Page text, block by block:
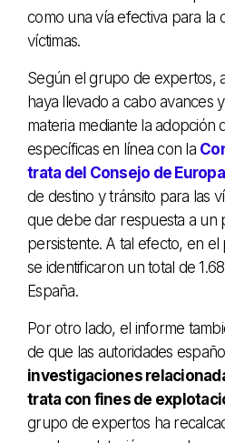
como una vía efectiva para la
víctimas.
Según el grupo de expertos,
haya llevado a cabo avances
materia mediante la adopción
específicas en línea con la
trata del Consejo de Europa
de destino y tránsito para las
que debe dar respuesta a un
persistente. A tal efecto, en
se identificaron un total de
España.
Por otro lado, el informe
de que las autoridades
investigaciones
trata con fines de
grupo de expertos ha